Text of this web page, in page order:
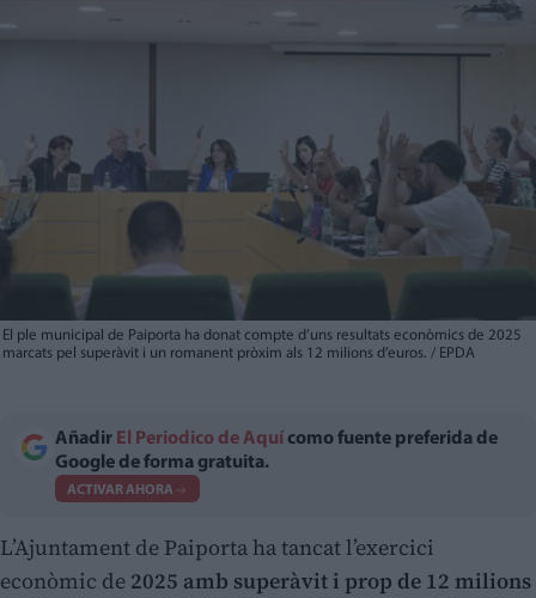
El ple municipal de Paiporta ha donat compte d’uns resultats econòmics de 2025
marcats pel superàvit i un romanent pròxim als 12 milions d’euros. / EPDA
Añadir El Periodico de Aquí como fuente preferida de
Google de forma gratuita.
ACTIVAR AHORA
L’Ajuntament de Paiporta ha tancat l’exercici
econòmic de 2025 amb superàvit i prop de 12 milions